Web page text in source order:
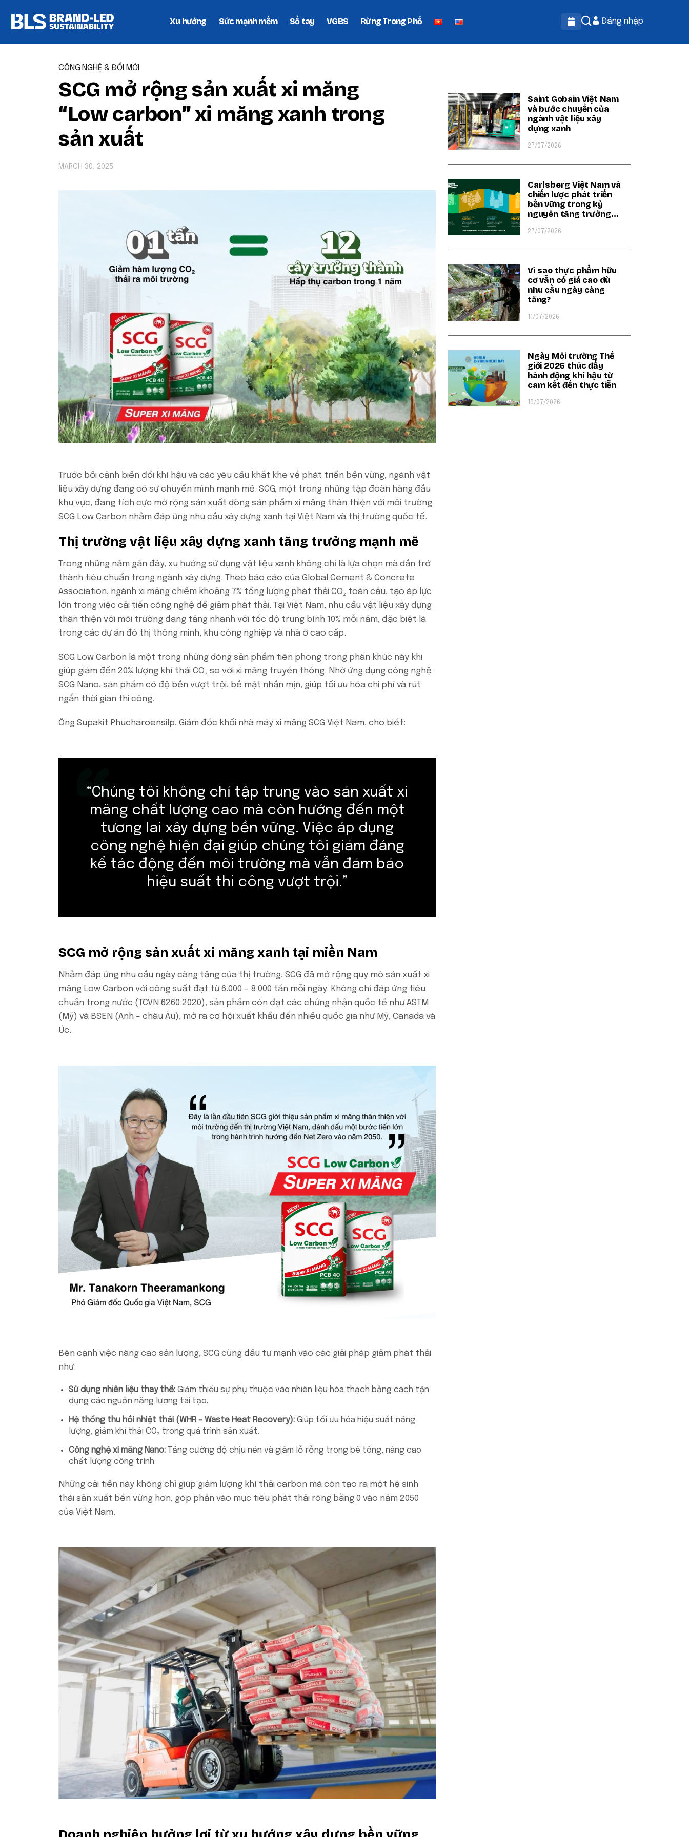
Xu hướng Sức mạnh mềm Sổ tay VGBS Rừng Trong Phố Đăng nhập
CÔNG NGHỆ & ĐỔI MỚI
SCG mở rộng sản xuất xi măng
“Low carbon” xi măng xanh trong
sản xuất
MARCH 30, 2025
Trước bối cảnh biến đổi khí hậu và các yêu cầu khắt khe về phát triển bền vững, ngành vật
liệu xây dựng đang có sự chuyển mình mạnh mẽ. SCG, một trong những tập đoàn hàng đầu
khu vực, đang tích cực mở rộng sản xuất dòng sản phẩm xi măng thân thiện với môi trường
SCG Low Carbon nhằm đáp ứng nhu cầu xây dựng xanh tại Việt Nam và thị trường quốc tế.
Thị trường vật liệu xây dựng xanh tăng trưởng mạnh mẽ
Trong những năm gần đây, xu hướng sử dụng vật liệu xanh không chỉ là lựa chọn mà dần trở
thành tiêu chuẩn trong ngành xây dựng. Theo báo cáo của Global Cement & Concrete
Association, ngành xi măng chiếm khoảng 7% tổng lượng phát thải CO₂ toàn cầu, tạo áp lực
lớn trong việc cải tiến công nghệ để giảm phát thải. Tại Việt Nam, nhu cầu vật liệu xây dựng
thân thiện với môi trường đang tăng nhanh với tốc độ trung bình 10% mỗi năm, đặc biệt là
trong các dự án đô thị thông minh, khu công nghiệp và nhà ở cao cấp.
SCG Low Carbon là một trong những dòng sản phẩm tiên phong trong phân khúc này khi
giúp giảm đến 20% lượng khí thải CO₂ so với xi măng truyền thống. Nhờ ứng dụng công nghệ
SCG Nano, sản phẩm có độ bền vượt trội, bề mặt nhẵn mịn, giúp tối ưu hóa chi phí và rút
ngắn thời gian thi công.
Ông Supakit Phucharoensilp, Giám đốc khối nhà máy xi măng SCG Việt Nam, cho biết:
“Chúng tôi không chỉ tập trung vào sản xuất xi
măng chất lượng cao mà còn hướng đến một
tương lai xây dựng bền vững. Việc áp dụng
công nghệ hiện đại giúp chúng tôi giảm đáng
kể tác động đến môi trường mà vẫn đảm bảo
hiệu suất thi công vượt trội.”
SCG mở rộng sản xuất xi măng xanh tại miền Nam
Nhằm đáp ứng nhu cầu ngày càng tăng của thị trường, SCG đã mở rộng quy mô sản xuất xi
măng Low Carbon với công suất đạt từ 6.000 – 8.000 tấn mỗi ngày. Không chỉ đáp ứng tiêu
chuẩn trong nước (TCVN 6260:2020), sản phẩm còn đạt các chứng nhận quốc tế như ASTM
(Mỹ) và BSEN (Anh – châu Âu), mở ra cơ hội xuất khẩu đến nhiều quốc gia như Mỹ, Canada và
Úc.
Bên cạnh việc nâng cao sản lượng, SCG cũng đầu tư mạnh vào các giải pháp giảm phát thải
như:
Sử dụng nhiên liệu thay thế: Giảm thiểu sự phụ thuộc vào nhiên liệu hóa thạch bằng cách tận
dụng các nguồn năng lượng tái tạo.
Hệ thống thu hồi nhiệt thải (WHR – Waste Heat Recovery): Giúp tối ưu hóa hiệu suất năng
lượng, giảm khí thải CO₂ trong quá trình sản xuất.
Công nghệ xi măng Nano: Tăng cường độ chịu nén và giảm lỗ rỗng trong bê tông, nâng cao
chất lượng công trình.
Những cải tiến này không chỉ giúp giảm lượng khí thải carbon mà còn tạo ra một hệ sinh
thái sản xuất bền vững hơn, góp phần vào mục tiêu phát thải ròng bằng 0 vào năm 2050
của Việt Nam.
Saint Gobain Việt Nam
và bước chuyển của
ngành vật liệu xây
dựng xanh
27/07/2026
Carlsberg Việt Nam và
chiến lược phát triển
bền vững trong kỷ
nguyên tăng trưởng
27/07/2026
Vì sao thực phẩm hữu
cơ vẫn có giá cao dù
nhu cầu ngày càng
tăng?
11/07/2026
Ngày Môi trường Thế
giới 2026 thúc đẩy
hành động khí hậu từ
cam kết đến thực tiễn
10/07/2026